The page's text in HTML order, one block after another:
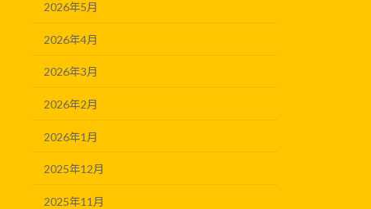
2026年5月
2026年4月
2026年3月
2026年2月
2026年1月
2025年12月
2025年11月